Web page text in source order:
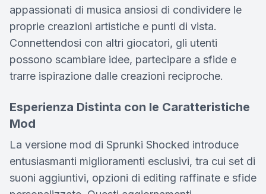
appassionati di musica ansiosi di condividere le
proprie creazioni artistiche e punti di vista.
Connettendosi con altri giocatori, gli utenti
possono scambiare idee, partecipare a sfide e
trarre ispirazione dalle creazioni reciproche.
Esperienza Distinta con le Caratteristiche
Mod
La versione mod di Sprunki Shocked introduce
entusiasmanti miglioramenti esclusivi, tra cui set di
suoni aggiuntivi, opzioni di editing raffinate e sfide